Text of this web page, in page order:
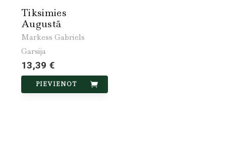
Tiksimies
Augustā
Markess Gabriels
Garsija
13,39 €
PIEVIENOT